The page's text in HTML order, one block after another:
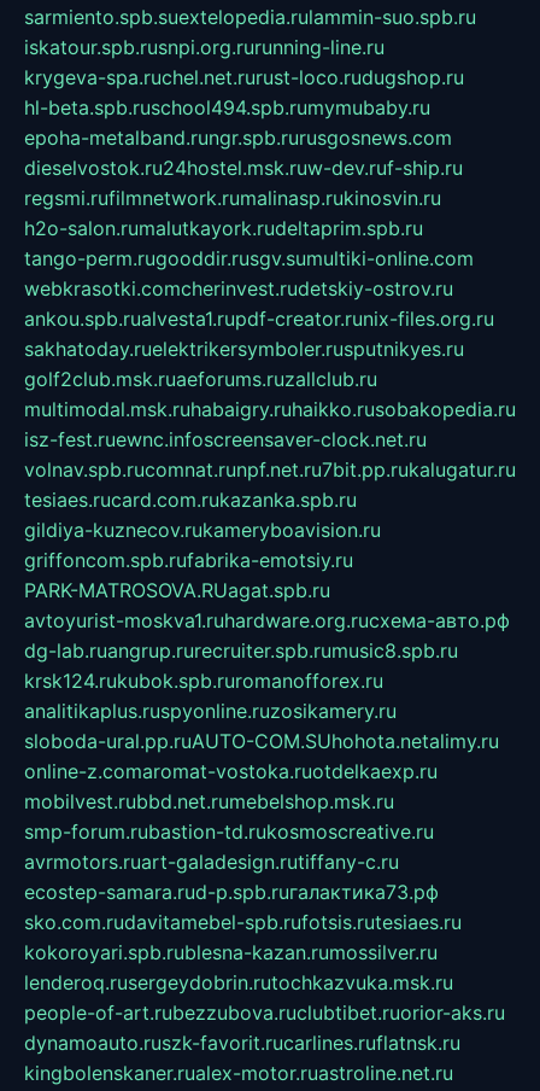
sarmiento.spb.suextelopedia.rulammin-suo.spb.ru
iskatour.spb.rusnpi.org.rurunning-line.ru
krygeva-spa.ruchel.net.rurust-loco.rudugshop.ru
hl-beta.spb.ruschool494.spb.rumymubaby.ru
epoha-metalband.rungr.spb.rurusgosnews.com
dieselvostok.ru24hostel.msk.ruw-dev.ruf-ship.ru
regsmi.rufilmnetwork.rumalinasp.rukinosvin.ru
h2o-salon.rumalutkayork.rudeltaprim.spb.ru
tango-perm.rugooddir.rusgv.sumultiki-online.com
webkrasotki.comcherinvest.rudetskiy-ostrov.ru
ankou.spb.rualvesta1.rupdf-creator.runix-files.org.ru
sakhatoday.ruelektrikersymboler.rusputnikyes.ru
golf2club.msk.ruaeforums.ruzallclub.ru
multimodal.msk.ruhabaigry.ruhaikko.rusobakopedia.ru
isz-fest.ruewnc.infoscreensaver-clock.net.ru
volnav.spb.rucomnat.runpf.net.ru7bit.pp.rukalugatur.ru
tesiaes.rucard.com.rukazanka.spb.ru
gildiya-kuznecov.rukameryboavision.ru
griffoncom.spb.rufabrika-emotsiy.ru
PARK-MATROSOVA.RUagat.spb.ru
avtoyurist-moskva1.ruhardware.org.ruсхема-авто.рф
dg-lab.ruangrup.rurecruiter.spb.rumusic8.spb.ru
krsk124.rukubok.spb.ruromanofforex.ru
analitikaplus.ruspyonline.ruzosikamery.ru
sloboda-ural.pp.ruAUTO-COM.SUhohota.netalimy.ru
online-z.comaromat-vostoka.ruotdelkaexp.ru
mobilvest.rubbd.net.rumebelshop.msk.ru
smp-forum.rubastion-td.rukosmoscreative.ru
avrmotors.ruart-galadesign.rutiffany-c.ru
ecostep-samara.rud-p.spb.ruгалактика73.рф
sko.com.rudavitamebel-spb.rufotsis.rutesiaes.ru
kokoroyari.spb.rublesna-kazan.rumossilver.ru
lenderoq.rusergeydobrin.rutochkazvuka.msk.ru
people-of-art.rubezzubova.ruclubtibet.ruorior-aks.ru
dynamoauto.ruszk-favorit.rucarlines.ruflatnsk.ru
kingbolenskaner.rualex-motor.ruastroline.net.ru